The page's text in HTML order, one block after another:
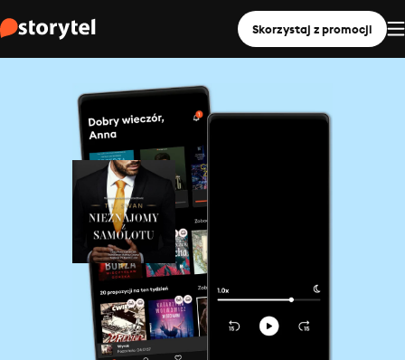
Skorzystaj z promocji